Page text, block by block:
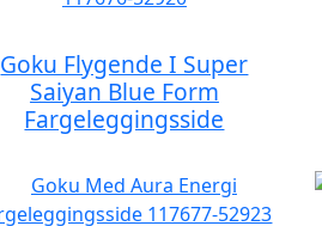
Goku Flygende I Super
Saiyan Blue Form
Fargeleggingsside